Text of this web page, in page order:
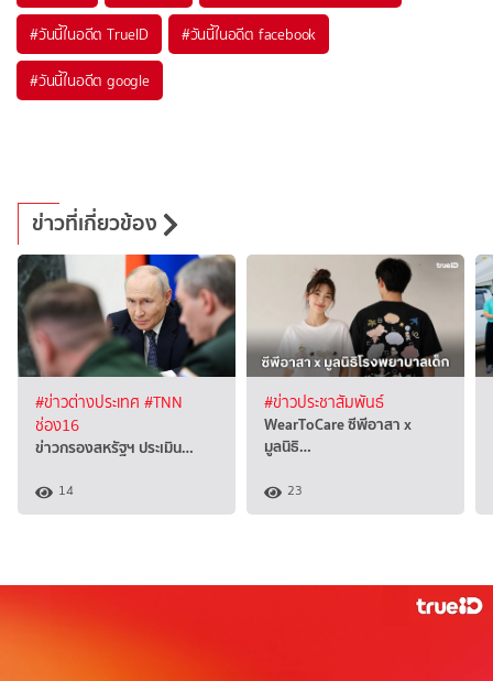
#วันนี้ในอดีต TrueID #วันนี้ในอดีต facebook
#วันนี้ในอดีต google
ข่าวที่เกี่ยวข้อง
#ข่าวต่างประเทศ #TNN
ช่อง16
ข่าวกรองสหรัฐฯ ประเมิน…
14
#ข่าวประชาสัมพันธ์
WearToCare ซีพีอาสา x
มูลนิธิ…
23